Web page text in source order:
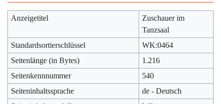
Anzeigetitel
Zuschauer im
Tanzsaal
Standardsortierschlüssel
WK:0464
Seitenlänge (in Bytes)
1.216
Seitenkennnummer
540
Seiteninhaltssprache
de - Deutsch